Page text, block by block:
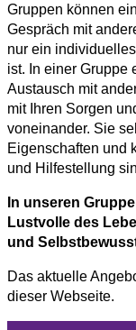
Gruppen können
Gespräch mit
nur ein
ist. In einer Gruppe
Austausch mit
mit Ihren Sorgen
voneinander. Sie
Eigenschaften und
und Hilfestellung
In unseren
Lustvolle des
und
Das aktuelle
dieser Webseite.